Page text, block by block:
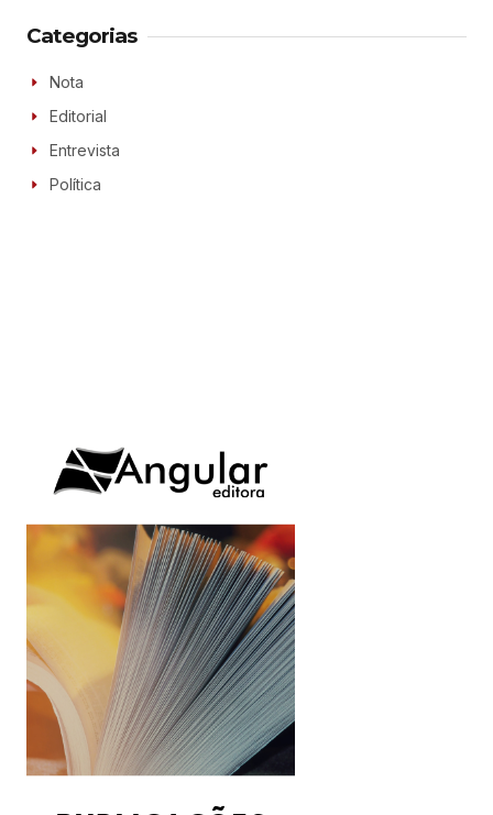
Categorias
Nota
Editorial
Entrevista
Política